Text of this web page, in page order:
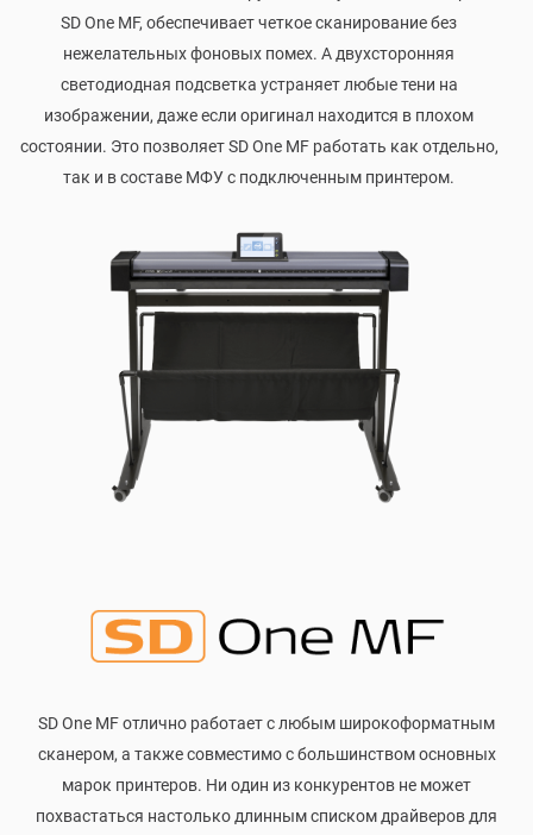
SD One MF, обеспечивает четкое сканирование без
нежелательных фоновых помех. А двухсторонняя
светодиодная подсветка устраняет любые тени на
изображении, даже если оригинал находится в плохом
состоянии. Это позволяет SD One MF работать как отдельно,
так и в составе МФУ с подключенным принтером.
SD One MF отлично работает с любым широкоформатным
сканером, а также совместимо с большинством основных
марок принтеров. Ни один из конкурентов не может
похвастаться настолько длинным списком драйверов для